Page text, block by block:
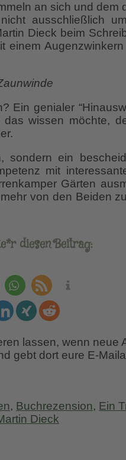
an sich und dem
ausschließlich
Dieck beim
einem
Ein genialer
wissen möchte,
ein
mit
Gärten
von den Beiden
diesen Beitrag:
lassen, wenn neue
gebt dort eure E-
, Buchrezension, Ein
Dieck